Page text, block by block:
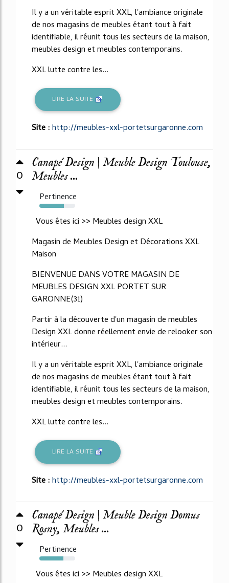
Il y a un véritable esprit XXL, l'ambiance originale
de nos magasins de meubles étant tout à fait
identifiable, il réunit tous les secteurs de la maison,
meubles design et meubles contemporains.
XXL lutte contre les...
LIRE LA SUITE
Site :http://meubles-xxl-portetsurgaronne.com
0
Canapé Design | Meuble Design Toulouse,
Meubles ...
Pertinence
68%
Vous êtes ici >> Meubles design XXL
Magasin de Meubles Design et Décorations XXL
Maison
BIENVENUE DANS VOTRE MAGASIN DE
MEUBLES DESIGN XXL PORTET SUR
GARONNE(31)
Partir à la découverte d'un magasin de meubles
Design XXL donne réellement envie de relooker son
intérieur...
Il y a un véritable esprit XXL, l'ambiance originale
de nos magasins de meubles étant tout à fait
identifiable, il réunit tous les secteurs de la maison,
meubles design et meubles contemporains.
XXL lutte contre les...
LIRE LA SUITE
Site :http://meubles-xxl-portetsurgaronne.com
0
Canapé Design | Meuble Design Domus
Rosny, Meubles ...
Pertinence
67%
Vous êtes ici >> Meubles design XXL